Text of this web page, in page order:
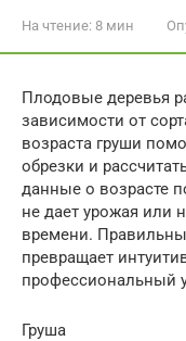
На чтение: 8 мин
Плодовые деревья
зависимости от
возраста груши
обрезки и
данные о возрасте
не дает урожая или
времени.
превращает
профессиональный
Груша